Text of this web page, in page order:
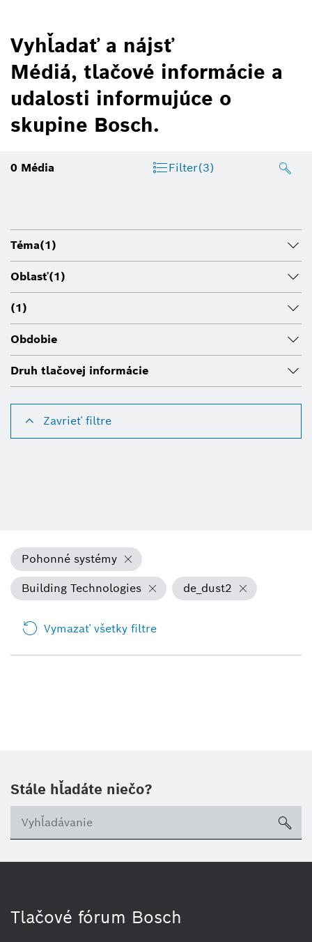
Vyhľadať a nájsť
Médiá, tlačové informácie a
udalosti informujúce o
skupine Bosch.
0 Média Filter(3)
Téma(1)
Oblasť(1)
(1)
Obdobie
Druh tlačovej informácie
Zavrieť filtre
Pohonné systémy
Building Technologies
de_dust2
Vymazať všetky filtre
Stále hľadáte niečo?
Tlačové fórum Bosch